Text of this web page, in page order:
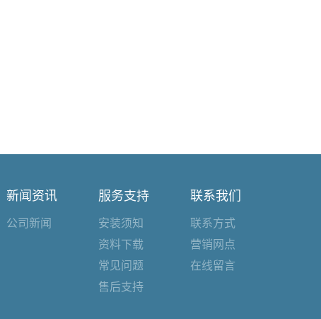
新闻资讯
公司新闻
服务支持
安装须知
资料下载
常见问题
售后支持
联系我们
联系方式
营销网点
在线留言